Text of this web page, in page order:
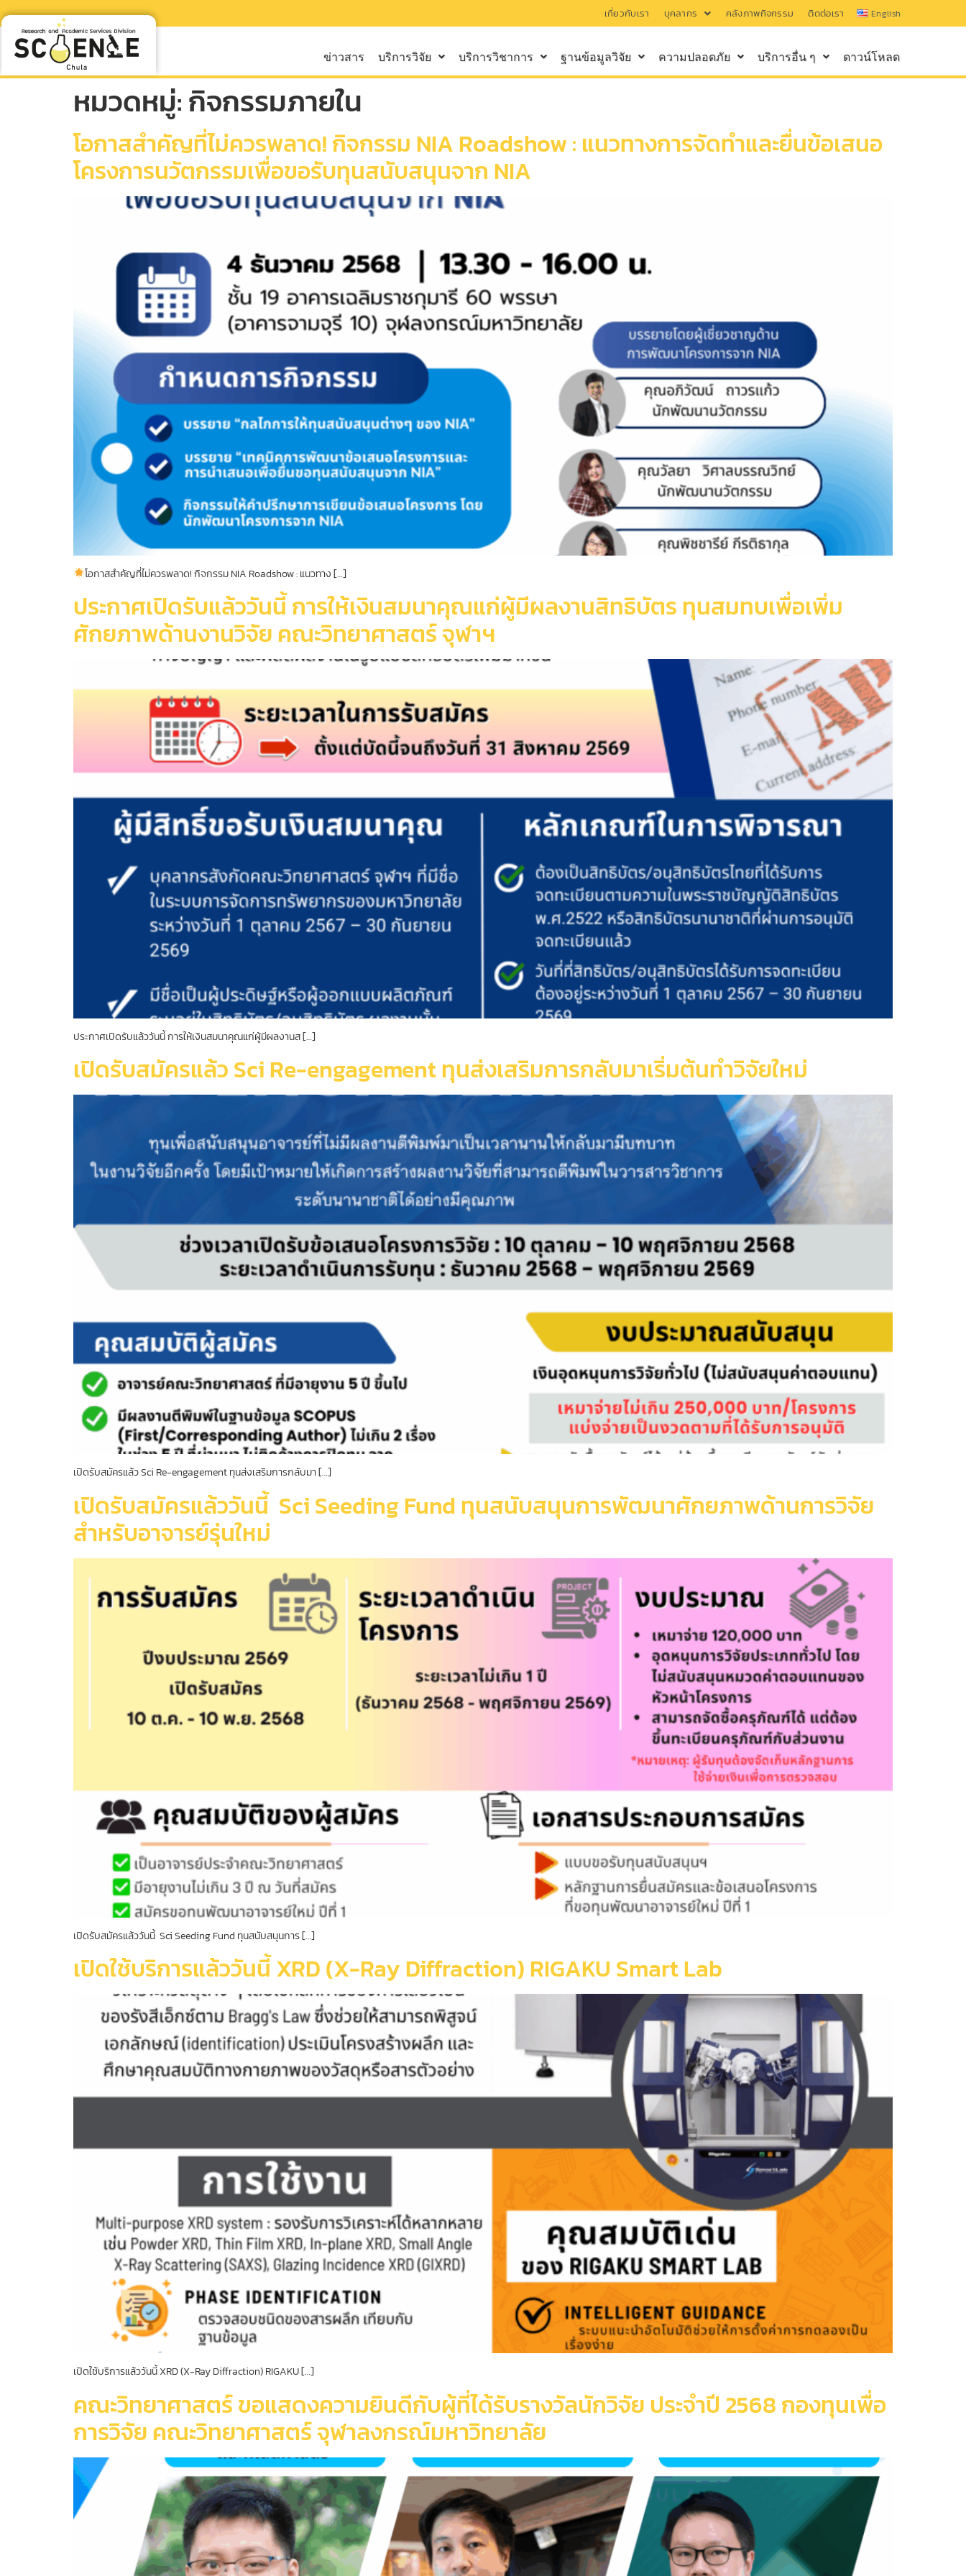
เกี่ยวกับเรา บุคลากร คลังภาพกิจกรรม ติดต่อเรา English
ข่าวสาร บริการวิจัย บริการวิชาการ ฐานข้อมูลวิจัย ความปลอดภัย บริการอื่น ๆ ดาวน์โหลด
หมวดหมู่:กิจกรรมภายใน
โอกาสสำคัญที่ไม่ควรพลาด! กิจกรรม NIA Roadshow : แนวทางการจัดทำและยื่นข้อเสนอ
โครงการนวัตกรรมเพื่อขอรับทุนสนับสนุนจาก NIA
โอกาสสำคัญที่ไม่ควรพลาด! กิจกรรม NIA Roadshow : แนวทาง […]
ประกาศเปิดรับแล้ววันนี้ การให้เงินสมนาคุณแก่ผู้มีผลงานสิทธิบัตร ทุนสมทบเพื่อเพิ่ม
ศักยภาพด้านงานวิจัย คณะวิทยาศาสตร์ จุฬาฯ
ประกาศเปิดรับแล้ววันนี้ การให้เงินสมนาคุณแก่ผู้มีผลงานส […]
เปิดรับสมัครแล้ว Sci Re-engagement ทุนส่งเสริมการกลับมาเริ่มต้นทําวิจัยใหม่
เปิดรับสมัครแล้ว Sci Re-engagement ทุนส่งเสริมการกลับมา […]
เปิดรับสมัครแล้ววันนี้ Sci Seeding Fund ทุนสนับสนุนการพัฒนาศักยภาพด้านการวิจัย
สําหรับอาจารย์รุ่นใหม่
เปิดรับสมัครแล้ววันนี้ Sci Seeding Fund ทุนสนับสนุนการ […]
เปิดใช้บริการแล้ววันนี้ XRD (X-Ray Diffraction) RIGAKU Smart Lab
เปิดใช้บริการแล้ววันนี้ XRD (X-Ray Diffraction) RIGAKU […]
คณะวิทยาศาสตร์ ขอแสดงความยินดีกับผู้ที่ได้รับรางวัลนักวิจัย ประจำปี 2568 กองทุนเพื่อ
การวิจัย คณะวิทยาศาสตร์ จุฬาลงกรณ์มหาวิทยาลัย